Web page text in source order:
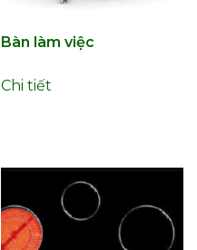
Bàn làm việc
Chi tiết